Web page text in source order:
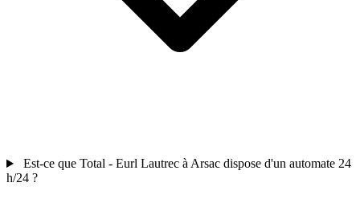
Est-ce que Total - Eurl Lautrec à Arsac dispose d'un automate 24
h/24 ?